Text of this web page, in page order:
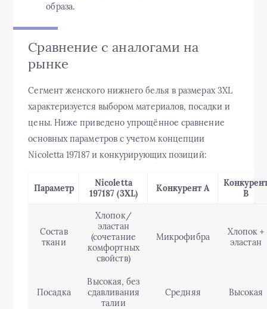
образа.
Сравнение с аналогами на
рынке
Сегмент женского нижнего белья в размерах 3XL
характеризуется выбором материалов, посадки и
цены. Ниже приведено упрощённое сравнение
основных параметров с учетом концепции
Nicoletta 197187 и конкурирующих позиций:
Параметр
Nicoletta
197187 (3XL)
Конкурент A
B
Состав
ткани
Хлопок/
эластан
(сочетание
комфортных
свойств)
Микрофибра
Хлопок +
эластан
Посадка
Высокая, без
сдавливания
талии
Средняя Высокая